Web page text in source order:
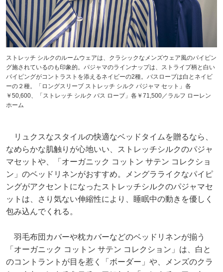
ストレッチ シルクのルームウェアは、クラシックなメンズウェア風のパイピン
グ施されているのも印象的。パジャマのラインナップは、ストライプ柄と白い
パイピングがコントラストを添えるネイビーの2種。バスローブは白とネイビ
ーの２種。「ロングスリーブ ストレッチ シルク パジャマ セット」各
￥50,600、「ストレッチ シルク バス ローブ」各￥71,500／ラルフ ローレン
ホーム
リュクスなスタイルの快適なベッドタイムを贈るなら、
なめらかな肌触りが心地いい、ストレッチシルクのパジャ
マセットや、「オーガニック コットン サテン コレクショ
ン」のベッドリネンがおすすめ。メングラライクなパイピ
ングがアクセントになったストレッチシルクのパジャマセ
ットは、さり気ない伸縮性により、睡眠中の動きを優しく
包み込んでくれる。
羽毛布団カバーや枕カバーなどのベッドリネンが揃う
「オーガニック コットン サテン コレクション」は、白と
のコントラントが目を惹く「ボーダー」や、メンズのクラ